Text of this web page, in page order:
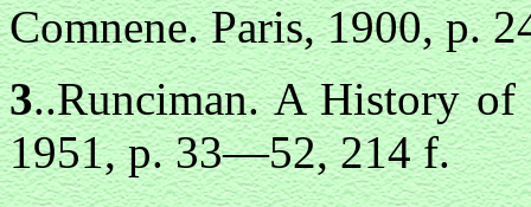
Comnene. Paris, 1900, p.
3..Runciman. A History of
1951, p. 33—52, 214 f.